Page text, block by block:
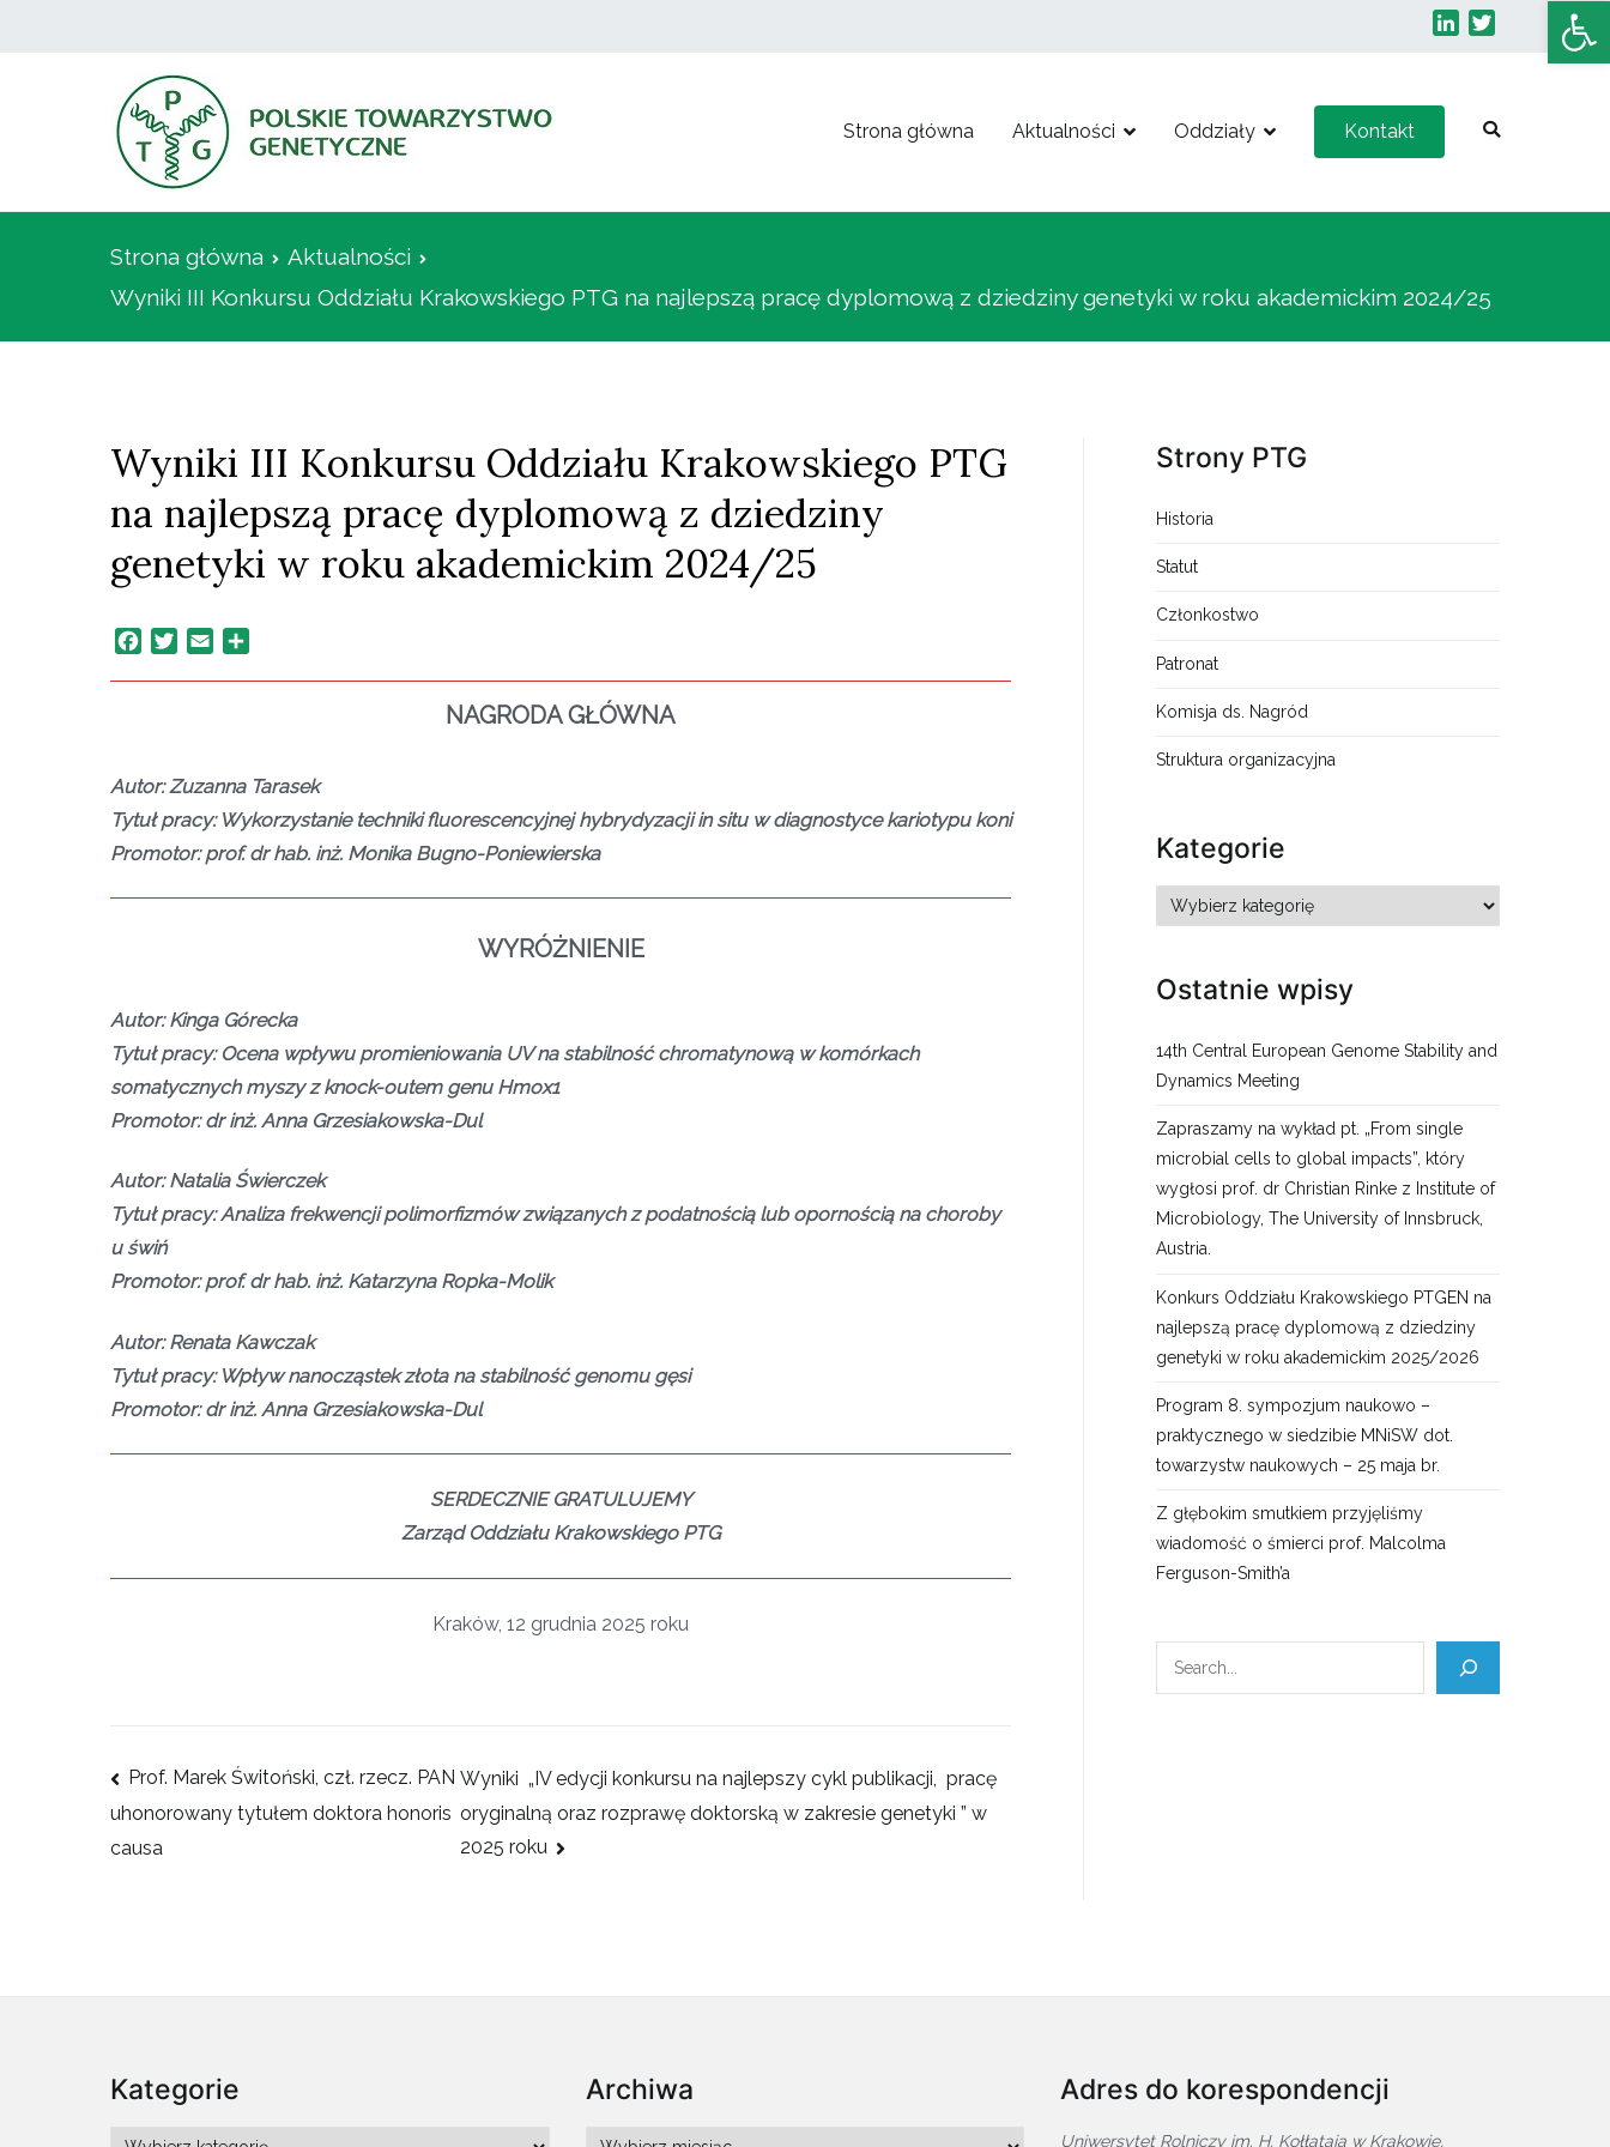
LinkedIn
Polskie Towarzystwo Genetyczne
Strona główna Aktualności Oddziały Kontakt
Strona główna
Aktualności
Wyniki III Konkursu Oddziału Krakowskiego PTG na najlepszą pracę dyplomową z dziedziny genetyki w roku akademickim 2024/25
Wyniki III Konkursu Oddziału Krakowskiego PTG
na najlepszą pracę dyplomową z dziedziny
genetyki w roku akademickim 2024/25
Facebook
TwitterEmail
NAGRODA GŁÓWNA
Autor: Zuzanna Tarasek
Tytuł pracy: Wykorzystanie techniki fluorescencyjnej hybrydyzacji in situ w diagnostyce kariotypu koni
Promotor: prof. dr hab. inż. Monika Bugno-Poniewierska
WYRÓŻNIENIE
Autor: Kinga Górecka
Tytuł pracy: Ocena wpływu promieniowania UV na stabilność chromatynową w komórkach
somatycznych myszy z knock-outem genu Hmox1
Promotor: dr inż. Anna Grzesiakowska-Dul
Autor: Natalia Świerczek
Tytuł pracy: Analiza frekwencji polimorfizmów związanych z podatnością lub opornością na choroby
u świń
Promotor: prof. dr hab. inż. Katarzyna Ropka-Molik
Autor: Renata Kawczak
Tytuł pracy: Wpływ nanocząstek złota na stabilność genomu gęsi
Promotor: dr inż. Anna Grzesiakowska-Dul
SERDECZNIE GRATULUJEMY
Zarząd Oddziału Krakowskiego PTG
Kraków, 12 grudnia 2025 roku
Nawigacja
Prof. Marek Świtoński, czł. rzecz. PAN
uhonorowany tytułem doktora honoris
causa
Wyniki „IV edycji konkursu na najlepszy cykl publikacji, pracę
oryginalną oraz rozprawę doktorską w zakresie genetyki ” w
2025 roku
Strony PTG
Historia
Statut
Członkostwo
Patronat
Komisja ds. Nagród
Struktura organizacyjna
Kategorie
Kategorie
Ostatnie wpisy
14th Central European Genome Stability and
Dynamics Meeting
Zapraszamy na wykład pt. „From single
microbial cells to global impacts”, który
wygłosi prof. dr Christian Rinke z Institute of
Microbiology, The University of Innsbruck,
Austria.
Konkurs Oddziału Krakowskiego PTGEN na
najlepszą pracę dyplomową z dziedziny
genetyki w roku akademickim 2025/2026
Program 8. sympozjum naukowo –
praktycznego w siedzibie MNiSW dot.
towarzystw naukowych – 25 maja br.
Z głębokim smutkiem przyjęliśmy
wiadomość o śmierci prof. Malcolma
Ferguson-Smith’a
Kategorie
Kategorie
Archiwa
Archiwa
Adres do korespondencji
Uniwersytet Rolniczy im. H. Kołłątaja w Krakowie,